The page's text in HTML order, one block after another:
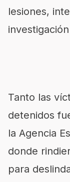
lesiones,
Tanto las
detenidos
la Agencia
donde
para